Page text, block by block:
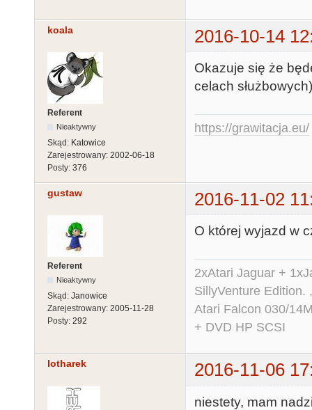
koala 2016-10-14
Referent
Nieaktywny
Skąd: Katowice
Zarejestrowany: 2002-06-18
Posty: 376
Okazuje się że
celach
https://grawitacja.eu/
gustaw 2016-11-02
Referent
Nieaktywny
Skąd: Janowice
Zarejestrowany: 2005-11-28
Posty: 292
O której wyjazd w
2xAtari Jaguar +
SillyVenture Edition.
Atari Falcon 030/
+ DVD HP SCSI
lotharek 2016-11-06
niestety, mam